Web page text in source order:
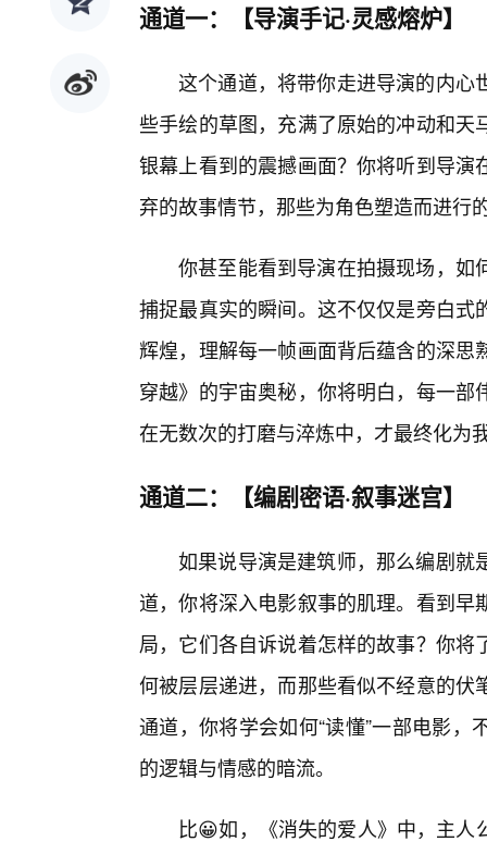
通道一：【导演手记·灵感熔炉】
这个通道，将带你走进导演的内心
些手绘的草图，充满了原始的冲动和
银幕上看到的震撼画面？你将听到导
弃的故事情节，那些为角色塑造而进行
你甚至能看到导演在拍摄现场，如
捕捉最真实的瞬间。这不仅仅是旁白
辉煌，理解每一帧画面背后蕴含的深
穿越》的宇宙奥秘，你将明白，每一
在无数次的打磨与淬炼中，才最终化为
通道二：【编剧密语·叙事迷宫】
如果说导演是建筑师，那么编剧就
道，你将深入电影叙事的肌理。看到
局，它们各自诉说着怎样的故事？你
何被层层递进，而那些看似不经意的
通道，你将学会如何“读懂”一部电影
的逻辑与情感的暗流。
比😀如，《消失的爱人》中，主